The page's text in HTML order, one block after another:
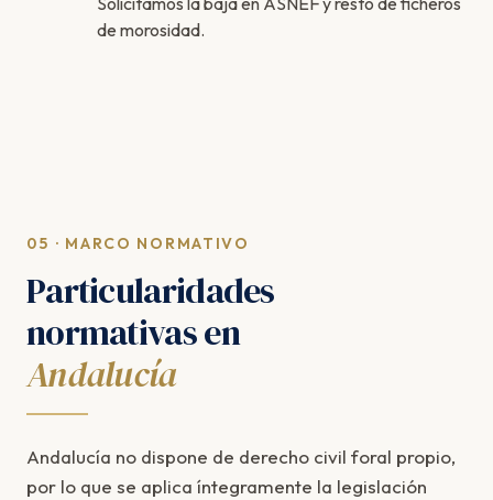
de morosidad.
05 · MARCO NORMATIVO
Particularidades
normativas en
Andalucía
Andalucía no dispone de derecho civil foral propio,
por lo que se aplica íntegramente la legislación